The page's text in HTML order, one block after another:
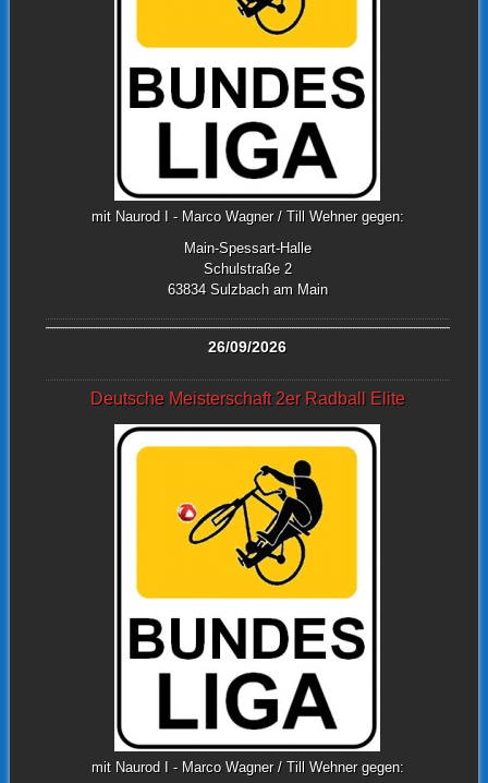
mit Naurod I - Marco Wagner / Till Wehner gegen:
Main-Spessart-Halle
Schulstraße 2
63834 Sulzbach am Main
26/09/2026
Deutsche Meisterschaft 2er Radball Elite
mit Naurod I - Marco Wagner / Till Wehner gegen: